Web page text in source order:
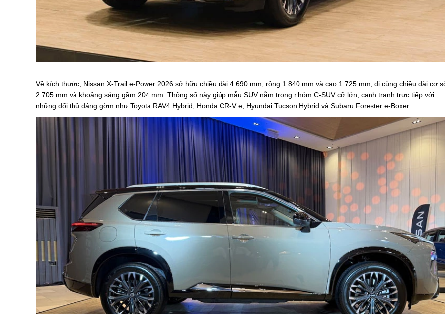
Về kích thước, Nissan X-Trail e-Power 2026 sở hữu chiều dài 4.690 mm, rộng 1.840 mm và cao 1.725 mm, đi cùng chiều dài cơ
2.705 mm và khoảng sáng gầm 204 mm. Thông số này giúp mẫu SUV nằm trong nhóm C-SUV cỡ lớn, cạnh tranh trực tiếp với
những đối thủ đáng gờm như Toyota RAV4 Hybrid, Honda CR-V e, Hyundai Tucson Hybrid và Subaru Forester e-Boxer.